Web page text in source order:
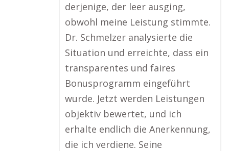
derjenige, der leer ausging,
obwohl meine Leistung stimmte.
Dr. Schmelzer analysierte die
Situation und erreichte, dass ein
transparentes und faires
Bonusprogramm eingeführt
wurde. Jetzt werden Leistungen
objektiv bewertet, und ich
erhalte endlich die Anerkennung,
die ich verdiene. Seine